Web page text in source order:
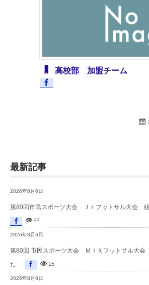
高校部 加盟チーム
最新記事
2026年8月6日
第80回市民スポーツ大会 Ｊｒフットサル大会 組
44
2026年8月6日
第80回 市民スポーツ大会 ＭＩＸフットサル大会
た...
15
2026年8月6日